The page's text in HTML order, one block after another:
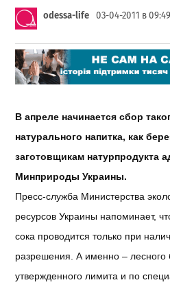
odessa-life 03-04-2011 в 09:49
В апреле начинается сбор
натурального напитка, как
заготовщикам натурпродукта
Минприроды Украины.
Пресс-служба Министерства
ресурсов Украины напоминает,
сока проводится только при
разрешения. А именно – лесного
утвержденного лимита и по